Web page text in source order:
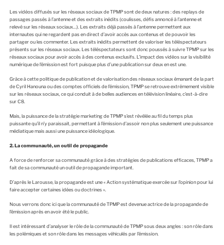
Les vidéos diffusés sur les réseaux sociaux de TPMP sont de deux natures : des replays de
passages passés à l’antenne et des extraits inédits (coulisses, défis annoncé à l’antenne et
relevé sur les réseaux sociaux…). Les extraits déjà passés à l’antenne permettent aux
internautes qui ne regardent pas en direct d’avoir accès aux contenus et de pouvoir les
partager ou les commenter. Les extraits inédits permettent de valoriser les téléspectateurs
présents sur les réseaux sociaux. Les téléspectateurs sont donc poussés à suivre TPMP sur les
réseaux sociaux pour avoir accès à des contenus exclusifs. L’impact des vidéos sur la visibilité
numérique de l’émission est fort puisque plus d’une publication sur deux en est une.
Grâce à cette politique de publication et de valorisation des réseaux sociaux émanant de la part
de Cyril Hanouna ou des comptes officiels de l’émission, TPMP se retrouve extrêmement visible
sur les réseaux sociaux, ce qui conduit à de belles audiences en télévision linéaire, c’est-à-dire
sur C8.
Mais, la puissance de la stratégie marketing de TPMP s’est révélée au fil du temps plus
puissante qu’il n’y paraissait, permettant à l’émission d’assoir non plus seulement une puissance
médiatique mais aussi une puissance idéologique.
2. La communauté, un outil de propagande
A force de renforcer sa communauté grâce à des stratégies de publications efficaces, TPMP a
fait de sa communauté un outil de propagande important.
D’après le Larousse, la propagande est une « Action systématique exercée sur l’opinion pour lui
faire accepter certaines idées ou doctrines ».
Nous verrons donc ici que la communauté de TPMP est devenue actrice de la propagande de
l’émission après en avoir été le public.
Il est intéressant d’analyser le rôle de la communauté de TPMP sous deux angles : son rôle dans
les polémiques et son rôle dans les messages véhiculés par l’émission.